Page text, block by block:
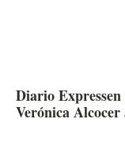
Diario
Verónica Alcocer